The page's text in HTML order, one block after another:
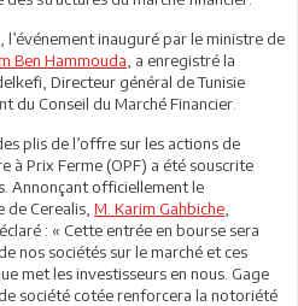
inauguré par le ministre de
Ben Hammouda , a enregistré la
Directeur général de Tunisie
du Conseil du Marché Financier.
plis de l’offre sur les actions de
à Prix Ferme (OPF) a été souscrite
Annonçant officiellement le
Cerealis, M. Karim Gahbiche
: « Cette entrée en bourse sera
nos sociétés sur le marché et ces
met les investisseurs en nous. Gage
société cotée renforcera la notoriété